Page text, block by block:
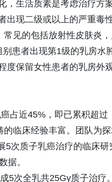
，生活质素是考虑治疗方
出现二级或以上的严重毒
见的包括放射性皮肤炎
患者出现第1级的乳房水
度保留女性患者的乳房外
占近45%，即已累积超过
临床经验丰富。团队为
5次质子乳癌治疗的临床研
据。
5次全乳共25Gy质子治疗。